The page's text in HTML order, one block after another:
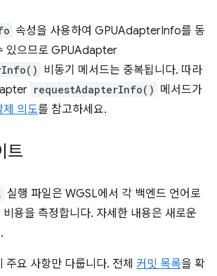
속성을 사용하여 GPUAdapterInfo를 동
있으므로 GPUAdapter
비동기 메서드는 중복됩니다. 따라
requestAdapterInfo() 메서드가
제 의도를 참고하세요.
트
실행 파일은 WGSL에서 각 백엔드 언어로
용을 측정합니다. 자세한 내용은 새로운
주요 사항만 다룹니다. 전체 커밋 목록을 확